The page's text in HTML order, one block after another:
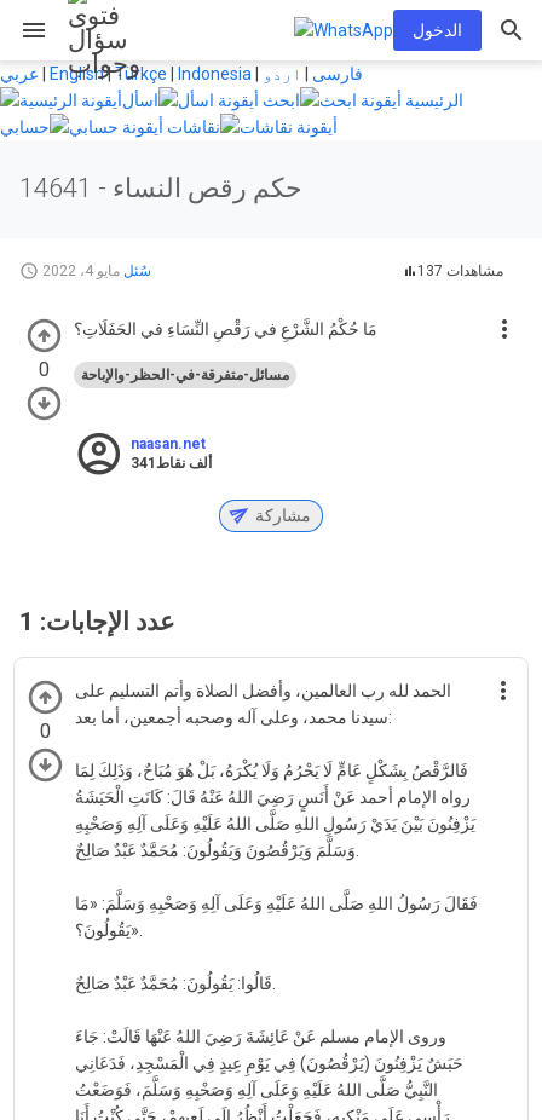
menu الدخول
عربي English|Türkçe Indonesia فارسی
اردو
الرئيسية
ابحث
اسأل
نقاشات
حسابي
14641 - حكم رقص النساء
سُئل مايو 4، 2022 137 مشاهدات
0
مَا حُكْمُ الشَّرْعِ في رَقْصِ النِّسَاءِ في الحَفَلَاتِ؟
مسائل-متفرقة-في-الحظر-والإباحة
naasan.net
341ألفنقاط
مشاركة
عدد الإجابات: 1
0
الحمد لله رب العالمين، وأفضل الصلاة وأتم التسليم على
سيدنا محمد، وعلى آله وصحبه أجمعين، أما بعد:
فَالرَّقْصُ بِشَكْلٍ عَامٍّ لَا يَحْرُمُ وَلَا يُكْرَهُ، بَلْ هُوَ مُبَاحٌ، وَذَلِكَ لِمَا
رواه الإمام أحمد عَنْ أَنَسٍ رَضِيَ اللهُ عَنْهُ قَالَ: كَانَتِ الْحَبَشَةُ
يَزْفِنُونَ بَيْنَ يَدَيْ رَسُولِ اللهِ صَلَّى اللهُ عَلَيْهِ وَعَلَى آلِهِ وَصَحْبِهِ
فَقَالَ رَسُولُ اللهِ صَلَّى اللهُ عَلَيْهِ وَعَلَى آلِهِ وَصَحْبِهِ وَسَلَّمَ: «مَا
يَقُولُونَ؟».
وروى الإمام مسلم عَنْ عَائِشَةَ رَضِيَ اللهُ عَنْهَا قَالَتْ: جَاءَ
حَبَشٌ يَزْفِنُونَ (يَرْقُصُونَ) فِي يَوْمِ عِيدٍ فِي الْمَسْجِدِ، فَدَعَانِي
النَّبِيُّ صَلَّى اللهُ عَلَيْهِ وَعَلَى آلِهِ وَصَحْبِهِ وَسَلَّمَ، فَوَضَعْتُ
رَأْسِي عَلَى مَنْكِبِهِ، فَجَعَلْتُ أَنْظُرُ إِلَى لَعِبِهِمْ، حَتَّى كُنْتُ أَنَا